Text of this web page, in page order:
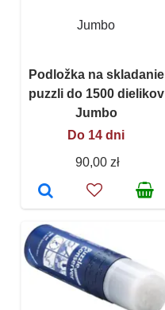
Jumbo
Podložka na skladanie
puzzli do 1500 dielikov
Jumbo
Do 14 dni
90,00 zł